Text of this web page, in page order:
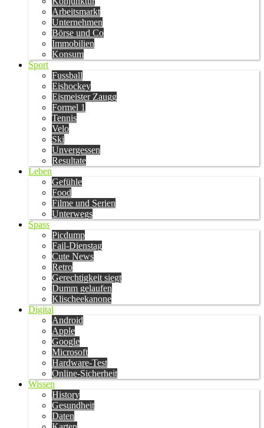
Arbeitsmarkt
Unternehmen
Börse und Co
Immobilien
Konsum
Sport
Fussball
Eishockey
Eismeister Zaugg
Formel 1
Tennis
Velo
Ski
Unvergessen
Resultate
Leben
Gefühle
Food
Filme und Serien
Unterwegs
Spass
Picdump
Fail-Dienstag
Cute News
Retro
Gerechtigkeit siegt
Dumm gelaufen
Klischeekanone
Digital
Android
Apple
Google
Microsoft
Hardware-Test
Online-Sicherheit
Wissen
History
Gesundheit
Daten